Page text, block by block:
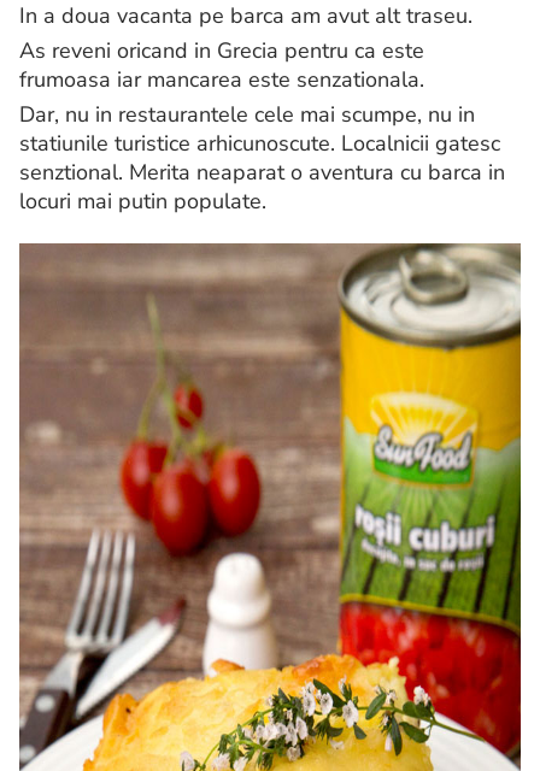
In a doua vacanta pe barca am avut alt traseu.
As reveni oricand in Grecia pentru ca este
frumoasa iar mancarea este senzationala.
Dar, nu in restaurantele cele mai scumpe, nu in
statiunile turistice arhicunoscute. Localnicii gatesc
senztional. Merita neaparat o aventura cu barca in
locuri mai putin populate.